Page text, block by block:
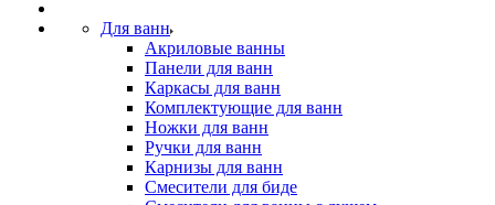
Для ванн
Акриловые ванны
Панели для ванн
Каркасы для ванн
Комплектующие для ванн
Ножки для ванн
Ручки для ванн
Карнизы для ванн
Смесители для биде